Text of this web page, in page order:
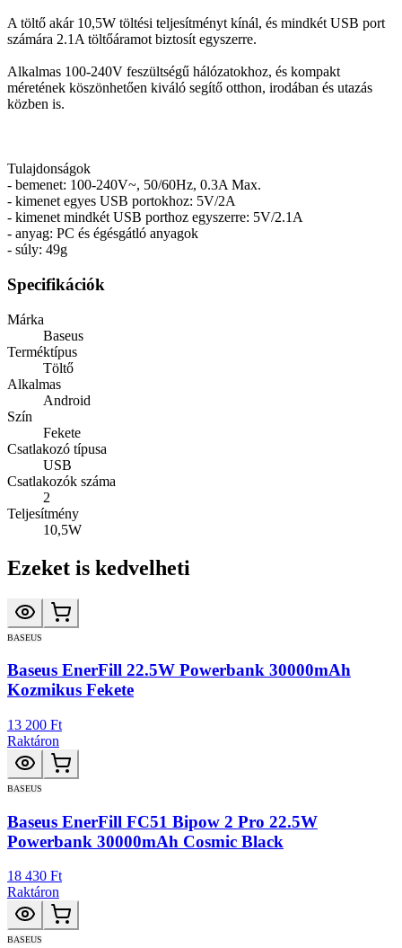
A töltő akár 10,5W töltési teljesítményt kínál, és mindkét USB port
számára 2.1A töltőáramot biztosít egyszerre.
Alkalmas 100-240V feszültségű hálózatokhoz, és kompakt
méretének köszönhetően kiváló segítő otthon, irodában és utazás
közben is.
Tulajdonságok
- bemenet: 100-240V~, 50/60Hz, 0.3A Max.
- kimenet egyes USB portokhoz: 5V/2A
- kimenet mindkét USB porthoz egyszerre: 5V/2.1A
- anyag: PC és égésgátló anyagok
- súly: 49g
Specifikációk
Márka
Baseus
Terméktípus
Töltő
Alkalmas
Android
Szín
Fekete
Csatlakozó típusa
USB
Csatlakozók száma
2
Teljesítmény
10,5W
Ezeket is kedvelheti
BASEUS
Baseus EnerFill 22.5W Powerbank 30000mAh
Kozmikus Fekete
13 200 Ft
Raktáron
BASEUS
Baseus EnerFill FC51 Bipow 2 Pro 22.5W
Powerbank 30000mAh Cosmic Black
18 430 Ft
Raktáron
BASEUS